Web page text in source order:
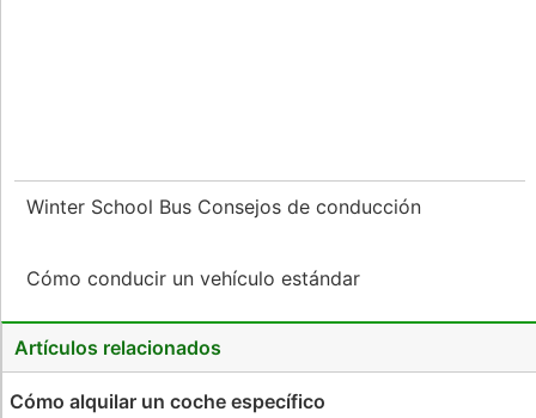
Winter School Bus Consejos de conducción
Cómo conducir un vehículo estándar
Artículos relacionados
Cómo alquilar un coche específico